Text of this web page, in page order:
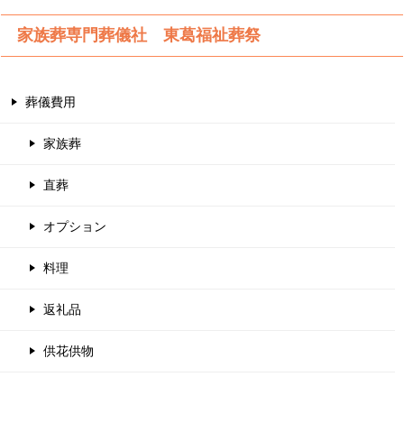
家族葬専門葬儀社 東葛福祉葬祭
葬儀費用
家族葬
直葬
オプション
料理
返礼品
供花供物